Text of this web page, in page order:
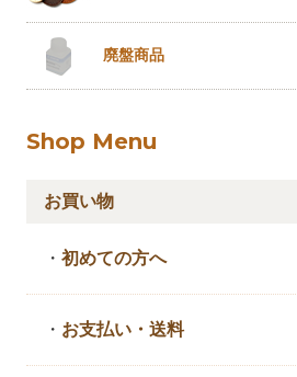
廃盤商品
Shop Menu
お買い物
・初めての方へ
・ お支払い・送料